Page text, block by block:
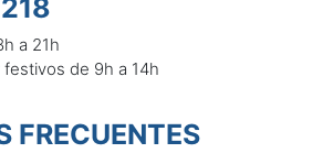
a 21h
de 9h a 14h
FRECUENTES